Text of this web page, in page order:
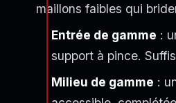
maillons faibles qui
Entrée de gamme :
support à pince.
Milieu de gamme :